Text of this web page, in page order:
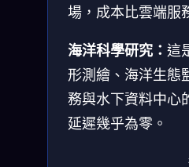
場，成本比雲端服
海洋科學研究： 這
形測繪、海洋生
務與水下資料中心
延遲幾乎為零。